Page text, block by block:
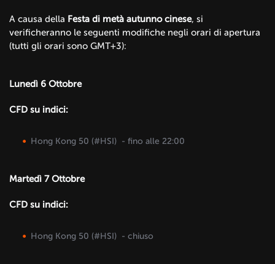
A causa della Festa di metà autunno cinese, si
verificheranno le seguenti modifiche negli orari di apertura
(tutti gli orari sono GMT+3):
Lunedì 6 Ottobre
CFD su indici:
Hong Kong 50 (#HSI) - fino alle 22:00
Martedì 7 Ottobre
CFD su indici:
Hong Kong 50 (#HSI) - chiuso